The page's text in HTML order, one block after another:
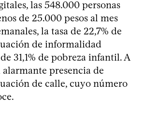
las 548.000 personas
de 25.000 pesos al mes
la tasa de 22,7% de
de informalidad
31,1% de pobreza infantil. A
alarmante presencia de
de calle, cuyo número